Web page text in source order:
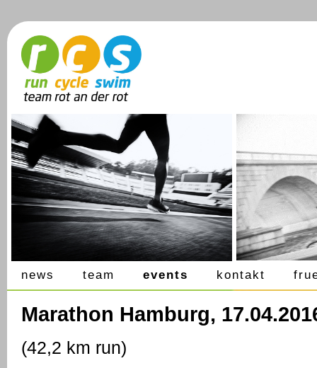
news team events kontakt
Marathon Hamburg,
(42,2 km run)